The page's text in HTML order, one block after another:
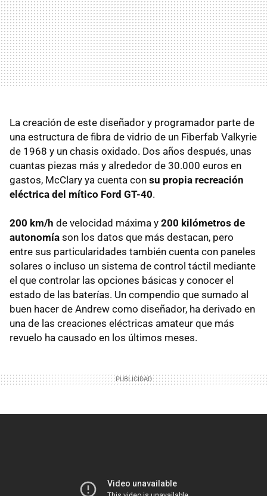
La creación de este diseñador y programador parte de
una estructura de fibra de vidrio de un Fiberfab Valkyrie
de 1968 y un chasis oxidado. Dos años después, unas
cuantas piezas más y alrededor de 30.000 euros en
gastos, McClary ya cuenta con su propia recreación
eléctrica del mítico Ford GT-40.
200 km/h de velocidad máxima y 200 kilómetros de
autonomía son los datos que más destacan, pero
entre sus particularidades también cuenta con paneles
solares o incluso un sistema de control táctil mediante
el que controlar las opciones básicas y conocer el
estado de las baterías. Un compendio que sumado al
buen hacer de Andrew como diseñador, ha derivado en
una de las creaciones eléctricas amateur que más
revuelo ha causado en los últimos meses.